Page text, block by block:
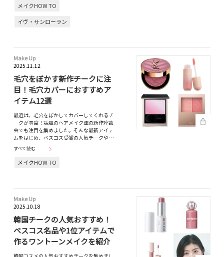
メイクHOW TO
イヴ・サンローラン
Make Up
2025.11.12
毛穴をぼかす新作チークに注
目！毛穴カバーにおすすめア
イテム12選
最近は、毛穴をぼかしてカバーしてくれるチ
ークが豊富！話題のヘアメイク達の新作座談
会でも注目を集めました。そんな最新アイテ
ムをはじめ、ベスコス受賞の人気チークや…
すべて読む
メイクHOW TO
Make Up
2025.10.18
韓国チークの人気おすすめ！
ベスコス名品や1位アイテムで
作るワントーンメイクを紹介